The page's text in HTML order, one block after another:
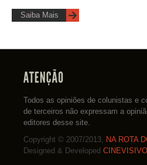
Saiba Mais
Todos as opiniões de colunistas e
de terceiros não expressam a
editores desse site.
Copyright © 2007/2013,
NA ROTA
Designed & Developed CINEVISIVO